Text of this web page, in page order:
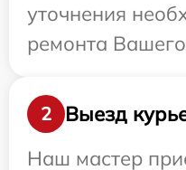
уточнения
ремонта
2
Выезд
Наш мастер